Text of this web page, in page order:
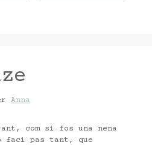
Anna
com si fos una nena
faci pas tant, que